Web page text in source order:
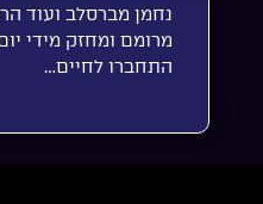
נחמן מברסלב ועוד
מרומם ומחזק מידי
התחברו לחיים…